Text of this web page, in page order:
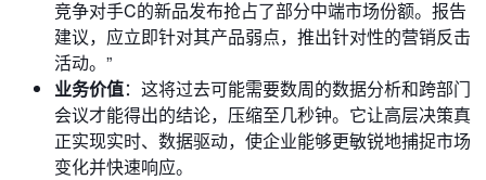
竞争对手C的新品发布抢占了部分中端市场份额。报告
建议，应立即针对其产品弱点，推出针对性的营销反击
活动。”
业务价值：这将过去可能需要数周的数据分析和跨部门
会议才能得出的结论，压缩至几秒钟。它让高层决策真
正实现实时、数据驱动，使企业能够更敏锐地捕捉市场
变化并快速响应。